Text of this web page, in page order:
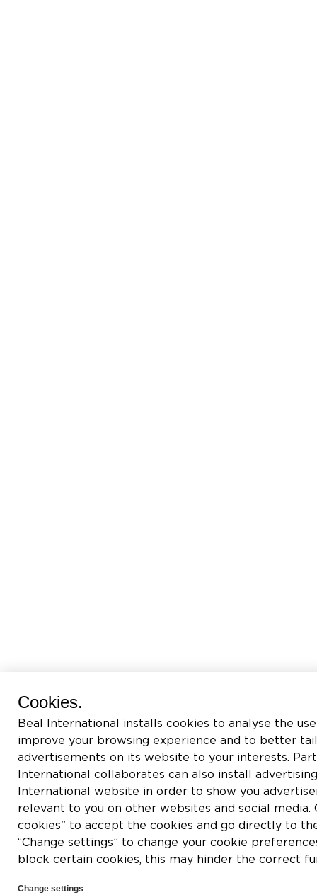
Cookies.
Beal International installs cookies to analyse the
improve your browsing experience and to better
advertisements on its website to your interests.
International collaborates can also install
International website in order to show you
relevant to you on other websites and social media.
cookies" to accept the cookies and go directly to
“Change settings” to change your cookie
block certain cookies, this may hinder the correct
Change settings